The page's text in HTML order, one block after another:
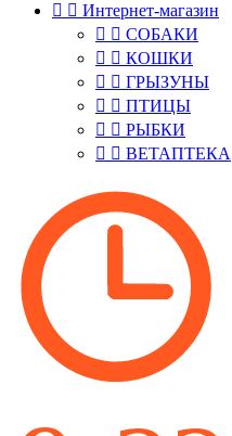
  Интернет-магазин
  СОБАКИ
  КОШКИ
  ГРЫЗУНЫ
  ПТИЦЫ
  РЫБКИ
  ВЕТАПТЕКА